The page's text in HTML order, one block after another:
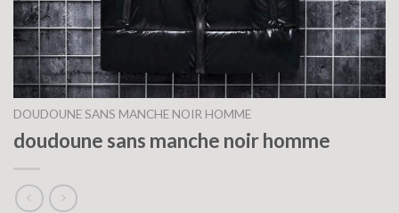
DOUDOUNE SANS MANCHE NOIR HOMME
doudoune sans manche noir homme